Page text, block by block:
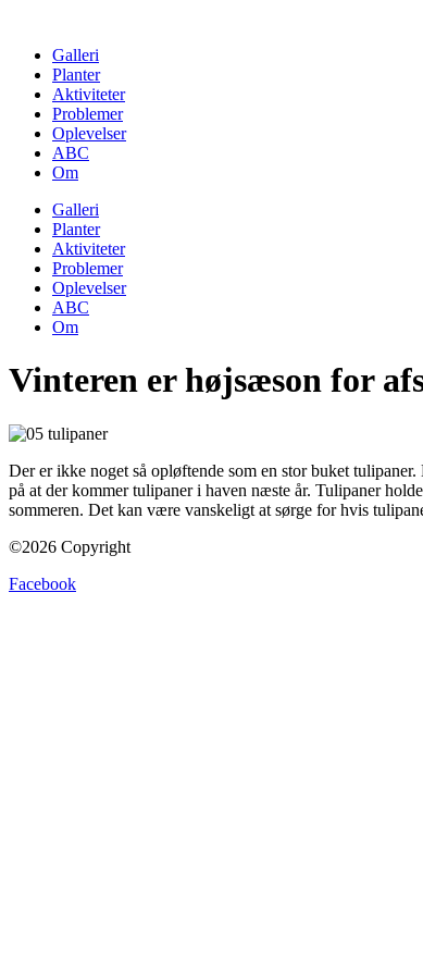
contentGalleri
Planter
Aktiviteter
Problemer
Oplevelser
ABC
Om
Galleri
Planter
Aktiviteter
Problemer
Oplevelser
ABC
Om
Vinteren er højsæson for
Der er ikke noget så opløftende som en stor buket
på at der kommer tulipaner i haven næste år. Tulipaner
sommeren. Det kan være vanskeligt at sørge for hvis
©2026 Copyright
Facebook